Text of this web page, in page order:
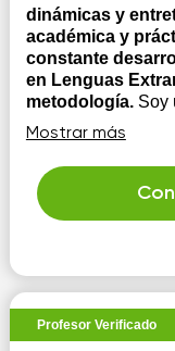
dinámicas y
académica y
constante
en Lenguas
metodología. Soy
de toda la vida por
interacción con
con
y me encuentro
cursando una
Mostrar más
Profesor Verificado